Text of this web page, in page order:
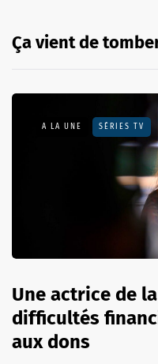
Ça vient de
A LA UNE SÉRIES TV
Une actrice de
difficultés
aux dons